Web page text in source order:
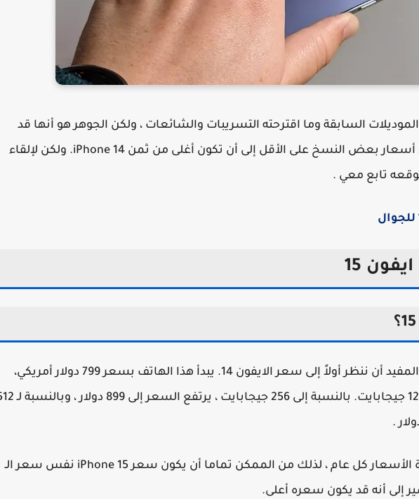
السابقة وما اقترحته التسريبات والشائعات ، ولكن الجوهر هو أنها قد
تكون أخبارا سيئة ، حيث تميل أسعار بعض النسخ على الأقل إلى أن تكون أغلى من ثمن iPhone 14. ولكن لإلقاء
تابع معي .
15
لمعرفة ثمن iPhone 15 ، من المفيد أن ننظر أولاً إلى سعر الايفون 14. يبدأ هذا الهاتف بسعر 799 دولار أمريكي،
وهذا السعر يمنحك نسخة 128 جيجابايت. بالنسبة إلى 256 جيجابايت ، يرتفع
الآن ، لا تقوم شركة أبل بزيادة الأسعار كل عام ، لذلك من الممكن تماما أن يكون سعر iPhone 15 نفس سعر الـ